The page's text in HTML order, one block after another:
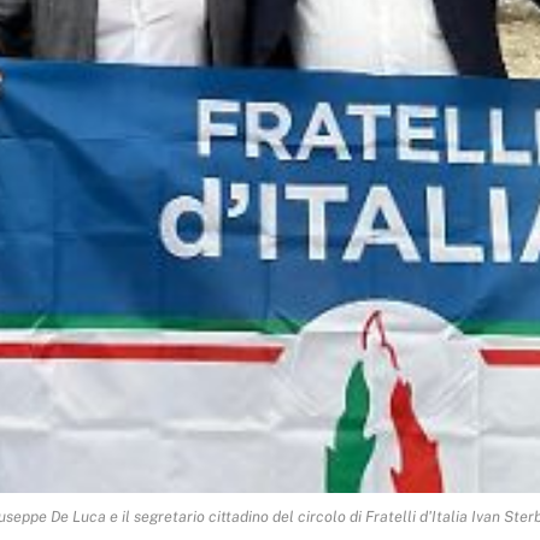
De Luca e il segretario cittadino del circolo di Fratelli d'Italia Ivan